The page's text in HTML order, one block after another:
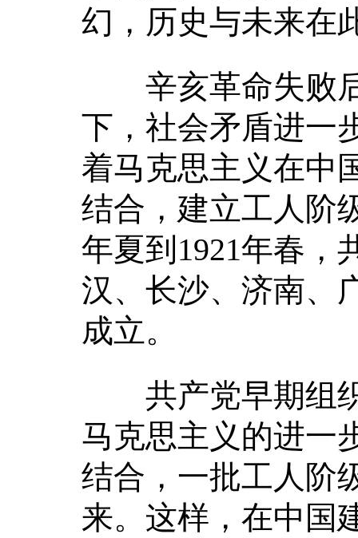
幻，历史与未来在
辛亥革命失败后
下，社会矛盾进一
着马克思主义在中
结合，建立工人阶
年夏到1921年春，
汉、长沙、济南、
成立。
共产党早期组织
马克思主义的进一
结合，一批工人阶
来。这样，在中国